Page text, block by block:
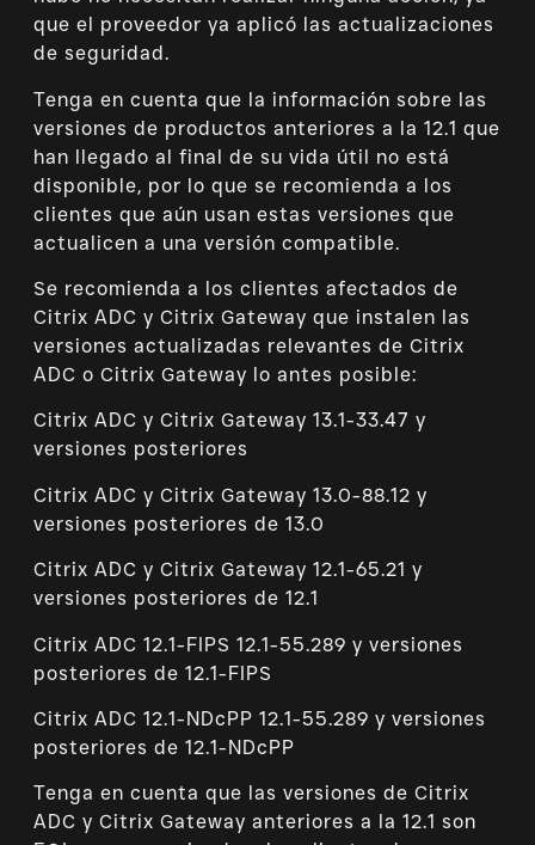
que el proveedor ya aplicó las actualizaciones
de seguridad.
Tenga en cuenta que la información sobre las
versiones de productos anteriores a la 12.1 que
han llegado al final de su vida útil no está
disponible, por lo que se recomienda a los
clientes que aún usan estas versiones que
actualicen a una versión compatible.
Se recomienda a los clientes afectados de
Citrix ADC y Citrix Gateway que instalen las
versiones actualizadas relevantes de Citrix
ADC o Citrix Gateway lo antes posible:
Citrix ADC y Citrix Gateway 13.1-33.47 y
versiones posteriores
Citrix ADC y Citrix Gateway 13.0-88.12 y
versiones posteriores de 13.0
Citrix ADC y Citrix Gateway 12.1-65.21 y
versiones posteriores de 12.1
Citrix ADC 12.1-FIPS 12.1-55.289 y versiones
posteriores de 12.1-FIPS
Citrix ADC 12.1-NDcPP 12.1-55.289 y versiones
posteriores de 12.1-NDcPP
Tenga en cuenta que las versiones de Citrix
ADC y Citrix Gateway anteriores a la 12.1 son